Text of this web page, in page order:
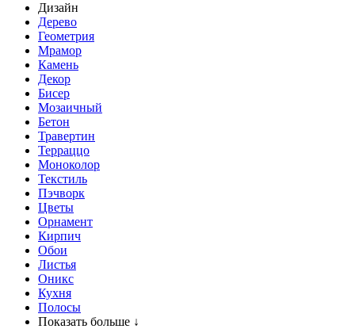
Дизайн
Дерево
Геометрия
Мрамор
Камень
Декор
Бисер
Мозаичный
Бетон
Травертин
Терраццо
Моноколор
Текстиль
Пэчворк
Цветы
Орнамент
Кирпич
Обои
Листья
Оникс
Кухня
Полосы
Показать больше ↓